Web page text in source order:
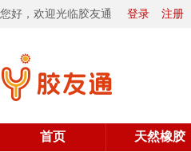
您好，欢迎光临胶友通 登录 注册
首页 天然橡胶